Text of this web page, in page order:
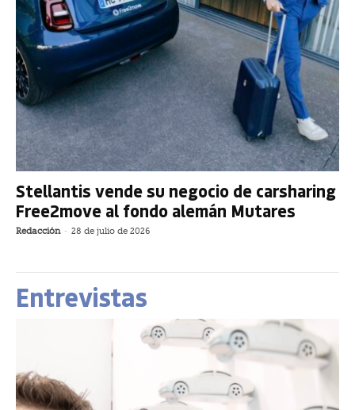
Stellantis vende su negocio de carsharing
Free2move al fondo alemán Mutares
Redacción - 28 de julio de 2026
Entrevistas